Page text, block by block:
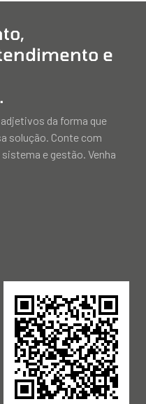
e
da forma que
solução. Conte com
e gestão. Venha